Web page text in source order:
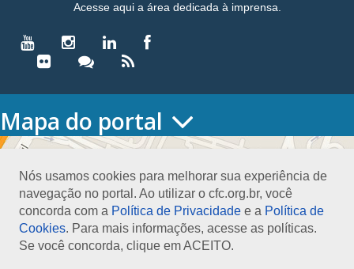
Nós usamos cookies para melhorar sua experiência de
navegação no portal. Ao utilizar o cfc.org.br, você
concorda com a Política de Privacidade e a Política de
Cookies. Para mais informações, acesse as políticas.
Se você concorda, clique em ACEITO.
Acesse aqui a área dedicada à imprensa.
Mapa do portal
HOME
Conselho Diretor
Nossa Sede
Planejamento
Organograma
Medalha João Lyra